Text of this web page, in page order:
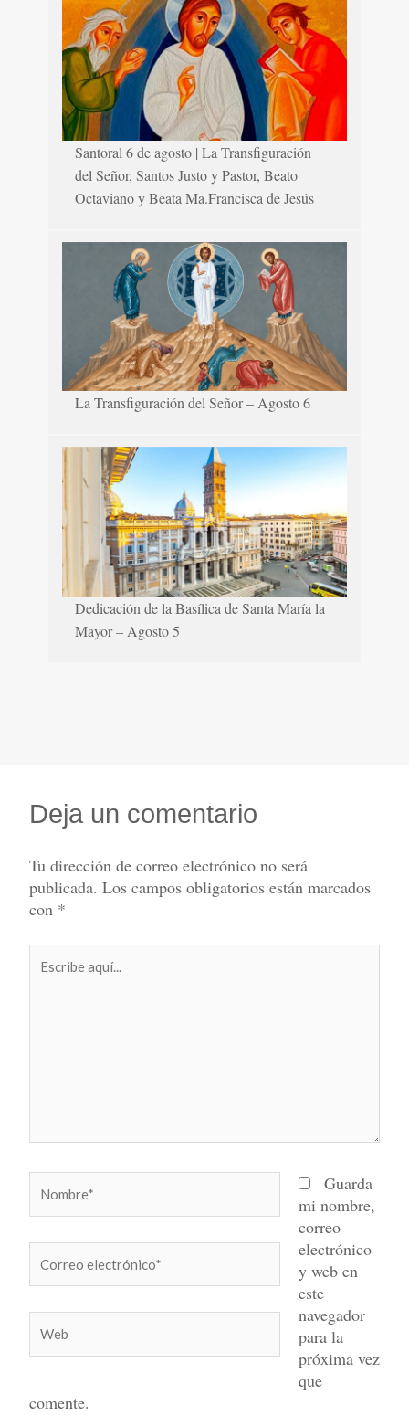
Santoral 6 de agosto | La Transfiguración
del Señor, Santos Justo y Pastor, Beato
Octaviano y Beata Ma.Francisca de Jesús
La Transfiguración del Señor – Agosto 6
Dedicación de la Basílica de Santa María la
Mayor – Agosto 5
Deja un comentario
Tu dirección de correo electrónico no será
publicada. Los campos obligatorios están marcados
con *
aquí...
electrónico*
Guarda
mi nombre,
correo
electrónico
y web en
este
navegador
para la
próxima vez
que
comente.